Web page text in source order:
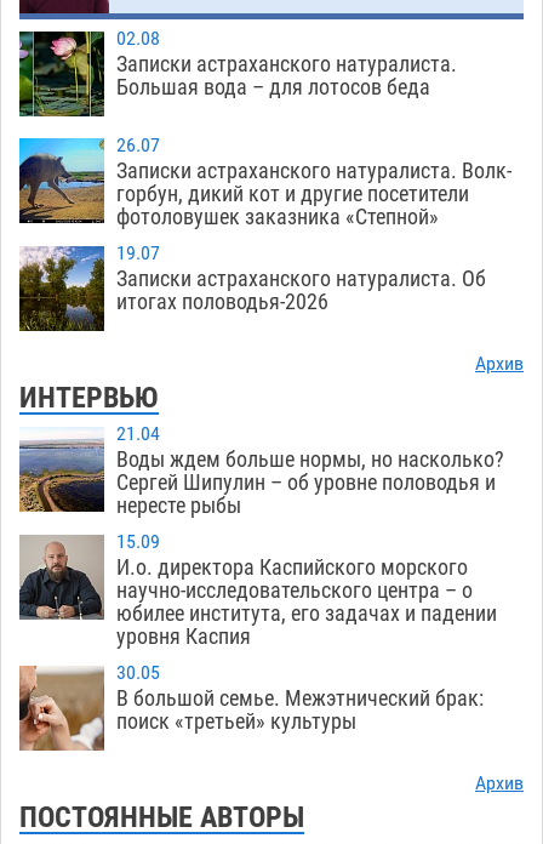
02.08
Записки астраханского натуралиста.
Большая вода – для лотосов беда
26.07
Записки астраханского натуралиста. Волк-
горбун, дикий кот и другие посетители
фотоловушек заказника «Степной»
19.07
Записки астраханского натуралиста. Об
итогах половодья-2026
Архив
ИНТЕРВЬЮ
21.04
Воды ждем больше нормы, но насколько?
Сергей Шипулин – об уровне половодья и
нересте рыбы
15.09
И.о. директора Каспийского морского
научно-исследовательского центра – о
юбилее института, его задачах и падении
уровня Каспия
30.05
В большой семье. Межэтнический брак:
поиск «третьей» культуры
Архив
ПОСТОЯННЫЕ АВТОРЫ